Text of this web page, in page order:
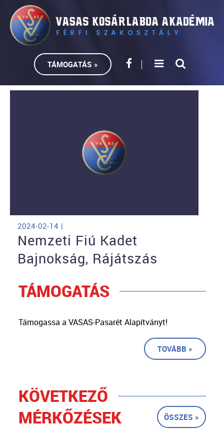
TÁMOGATÁS »
2024-02-14 |
Nemzeti Fiú Kadet
Bajnokság, Rájátszás
TÁMOGATÁS
Támogassa a VASAS-Pasarét Alapítványt!
TOVÁBB »
KÖVETKEZŐ
MÉRKŐZÉSEK
ÖSSZES »